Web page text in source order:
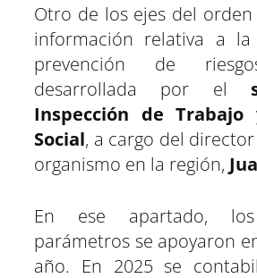
Otro de los ejes del
información relativa a
prevención de
desarrollada por el
Inspección de Trabajo
Social, a cargo del
organismo en la región,
En ese apartado, los
parámetros se apoyaron
año. En 2025 se